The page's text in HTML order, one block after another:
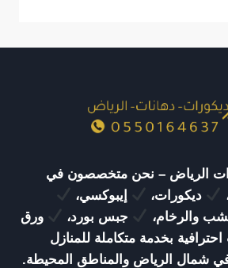
الرياض – نحن متخصصون في
ديكورات،
إيبوكسي،
والرخام، جبس بورد،
ورق
بخدمة متكاملة للمنازل
في شمال الرياض والمناطق المحيطة.